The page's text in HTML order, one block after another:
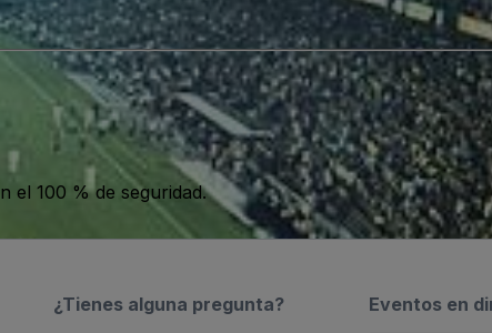
el 100 % de seguridad.
Eventos en
¿Tienes alguna pregunta?